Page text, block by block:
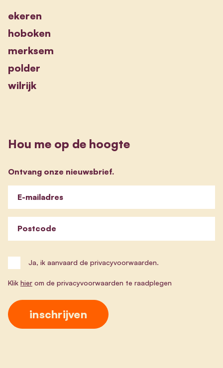
ekeren
hoboken
merksem
polder
wilrijk
Hou me op de hoogte
Ontvang onze nieuwsbrief.
E-mailadres
Postcode
Ja, ik aanvaard de privacyvoorwaarden.
Klik hier om de privacyvoorwaarden te raadplegen